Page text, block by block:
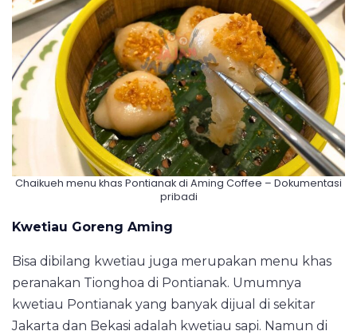
Chaikueh menu khas Pontianak di Aming Coffee – Dokumentasi
pribadi
Kwetiau Goreng Aming
Bisa dibilang kwetiau juga merupakan menu khas
peranakan Tionghoa di Pontianak. Umumnya
kwetiau Pontianak yang banyak dijual di sekitar
Jakarta dan Bekasi adalah kwetiau sapi. Namun di